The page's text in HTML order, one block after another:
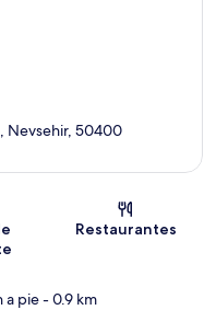
del mapa
Nevsehir, 50400
Restaurantes
a pie- 0.9 km